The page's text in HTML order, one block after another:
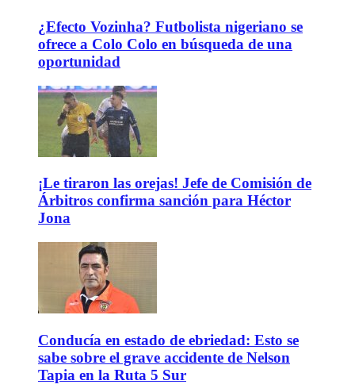
¿Efecto Vozinha? Futbolista nigeriano se
ofrece a Colo Colo en búsqueda de una
oportunidad
¡Le tiraron las orejas! Jefe de Comisión de
Árbitros confirma sanción para Héctor
Jona
Conducía en estado de ebriedad: Esto se
sabe sobre el grave accidente de Nelson
Tapia en la Ruta 5 Sur